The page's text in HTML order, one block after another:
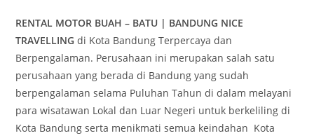
RENTAL MOTOR BUAH – BATU | BANDUNG NICE
TRAVELLING di Kota Bandung Terpercaya dan
Berpengalaman. Perusahaan ini merupakan salah satu
perusahaan yang berada di Bandung yang sudah
berpengalaman selama Puluhan Tahun di dalam melayani
para wisatawan Lokal dan Luar Negeri untuk berkeliling di
Kota Bandung serta menikmati semua keindahan Kota